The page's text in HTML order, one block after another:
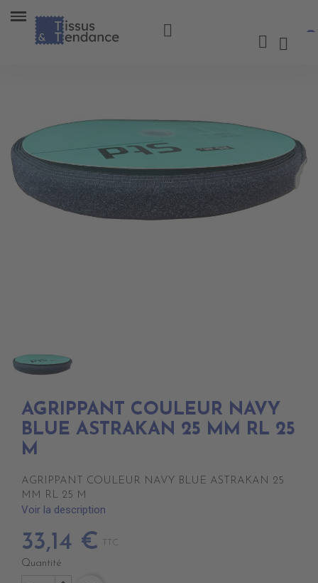
AGRIPPANT COULEUR NAVY
BLUE ASTRAKAN 25 MM RL 25
M
AGRIPPANT COULEUR NAVY BLUE ASTRAKAN 25
MM RL 25 M
Voir la description
33,14 € TTC
Quantité